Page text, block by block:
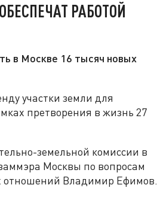
РАБОТОЙ
в Москве 16 тысяч новых
участки земли для
претворения в жизнь 27
земельной комиссии в
Москвы по вопросам
отношений Владимир Ефимов.